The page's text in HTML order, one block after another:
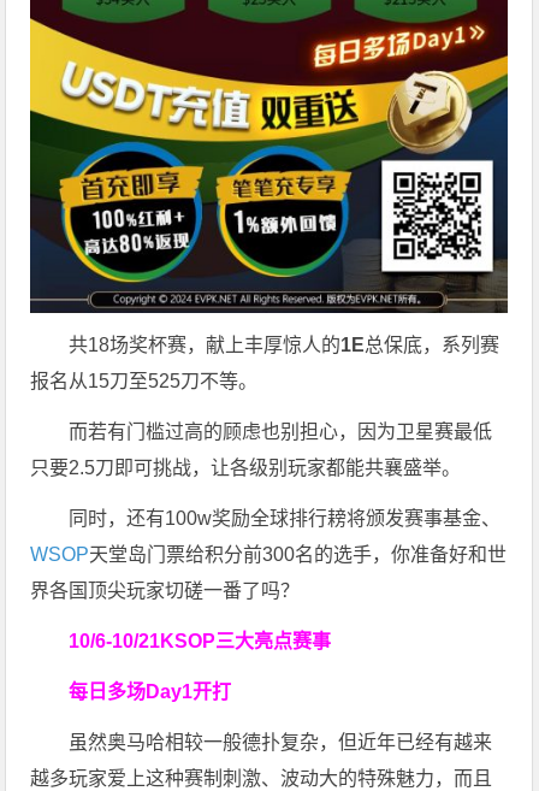
共18场奖杯赛，献上丰厚惊人的1E总保底，系列赛
报名从15刀至525刀不等。
而若有门槛过高的顾虑也别担心，因为卫星赛最低
只要2.5刀即可挑战，让各级别玩家都能共襄盛举。
同时，还有100w奖励全球排行耪将颁发赛事基金、
WSOP天堂岛门票给积分前300名的选手，你准备好和世
界各国顶尖玩家切磋一番了吗？
10/6-10/21KSOP三大亮点赛事
每日多场Day1开打
虽然奥马哈相较一般德扑复杂，但近年已经有越来
越多玩家爱上这种赛制刺激、波动大的特殊魅力，而且